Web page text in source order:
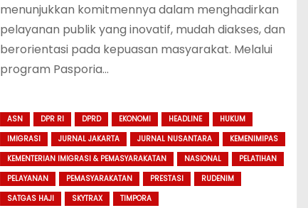
menunjukkan komitmennya dalam menghadirkan
pelayanan publik yang inovatif, mudah diakses, dan
berorientasi pada kepuasan masyarakat. Melalui
program Pasporia…
ASN DPR RI DPRD EKONOMI HEADLINE
HUKUM
IMIGRASI
JURNAL JAKARTA JURNAL NUSANTARA
KEMENIMIPAS
KEMENTERIAN IMIGRASI & PEMASYARAKATAN
NASIONAL
PELATIHAN
PELAYANAN
PEMASYARAKATAN PRESTASI
RUDENIM
SATGAS HAJI
SKYTRAX TIMPORA